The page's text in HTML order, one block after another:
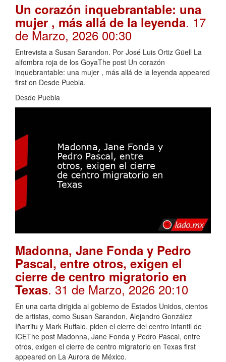
Un corazón inquebrantable: una
mujer , más allá de la leyenda. 17
de Marzo, 2026 00:30
Entrevista a Susan Sarandon. Por José Luis Ortiz Güell La
alfombra roja de los GoyaThe post Un corazón
inquebrantable: una mujer , más allá de la leyenda appeared
first on Desde Puebla.
Desde Puebla
Madonna, Jane Fonda y Pedro
Pascal, entre otros, exigen el
cierre de centro migratorio en
Texas. 31 de Marzo, 2026 20:10
En una carta dirigida al gobierno de Estados Unidos, cientos
de artistas, como Susan Sarandon, Alejandro González
Iñarritu y Mark Ruffalo, piden el cierre del centro infantil de
ICEThe post Madonna, Jane Fonda y Pedro Pascal, entre
otros, exigen el cierre de centro migratorio en Texas first
appeared on La Aurora de México.